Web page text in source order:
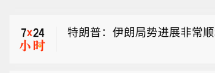
特朗普：伊朗局势进展非常顺